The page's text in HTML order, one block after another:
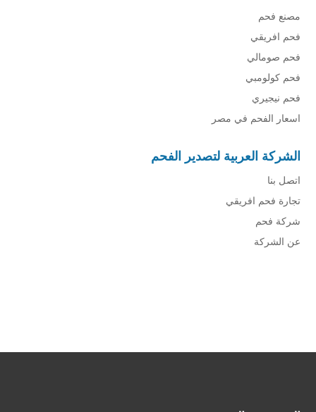
مصنع فحم
فحم افريقي
فحم صومالي
فحم كولومبي
فحم نيجيري
اسعار الفحم في مصر
الشركة العربية لتصدير الفحم
اتصل بنا
تجارة فحم افريقي
شركة فحم
عن الشركة